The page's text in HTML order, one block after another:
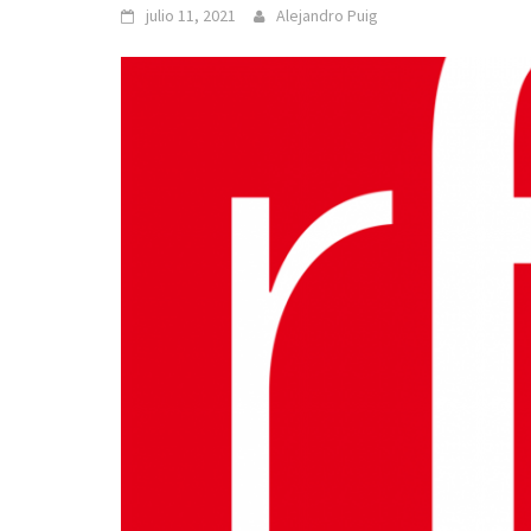
julio 11, 2021 Alejandro Puig